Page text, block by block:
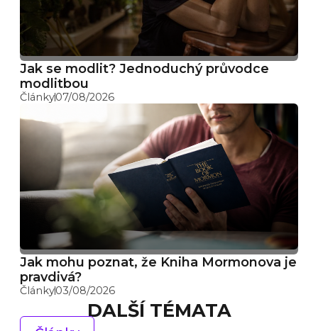
Jak se modlit? Jednoduchý průvodce
modlitbou
Články07/08/2026
Jak mohu poznat, že Kniha Mormonova je
pravdivá?
Články03/08/2026
DALŠÍ TÉMATA